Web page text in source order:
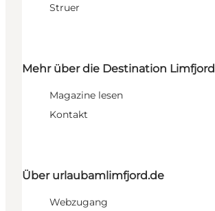
Struer
Mehr über die Destination Limfjord
Magazine lesen
Kontakt
Über urlaubamlimfjord.de
Webzugang